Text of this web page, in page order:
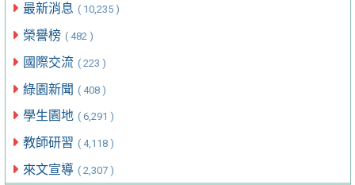
最新消息 ( 10,235 )
榮譽榜 ( 482 )
國際交流 ( 223 )
綠園新聞 ( 408 )
學生園地 ( 6,291 )
教師研習 ( 4,118 )
來文宣導 ( 2,307 )